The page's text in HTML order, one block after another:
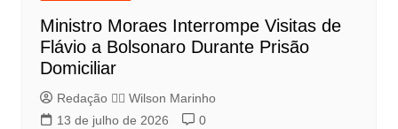
Ministro Moraes Interrompe Visitas de
Flávio a Bolsonaro Durante Prisão
Domiciliar
Redação 👨‍⚖️​ Wilson Marinho
13 de julho de 2026
0